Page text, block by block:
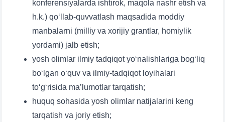
konferensiyalarda ishtirok, maqola nashr etish va
h.k.) qo‘llab-quvvatlash maqsadida moddiy
manbalarni (milliy va xorijiy grantlar, homiylik
yordami) jalb etish;
yosh olimlar ilmiy tadqiqot yo‘nalishlariga bog‘liq
bo‘lgan o‘quv va ilmiy-tadqiqot loyihalari
to‘g‘risida ma’lumotlar tarqatish;
huquq sohasida yosh olimlar natijalarini keng
tarqatish va joriy etish;